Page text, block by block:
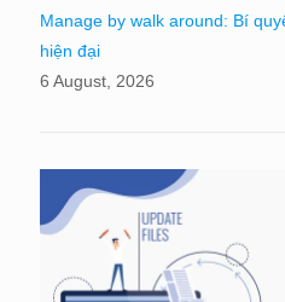
Manage by walk around: Bí
hiện đại
6 August, 2026